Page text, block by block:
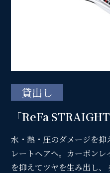
貸出し
「ReFa
水・熱・圧のダメージを
レートヘアへ。カーボン
を抑えてツヤを生み出し